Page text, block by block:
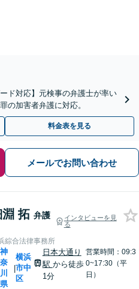
ド対応】元検事の弁護士が率い
の加害者弁護に対応。
料金表を見る
メールでお問い合わせ
淵 拓 弁護
インタビューを見
る
綜合法律事務所
神
奈
川
県
|
横浜
市中
区
日本大通り
駅 から徒歩
1分
営業時間：09:3
0~17:30（平
日）